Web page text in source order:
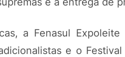
a Fenasul
e o